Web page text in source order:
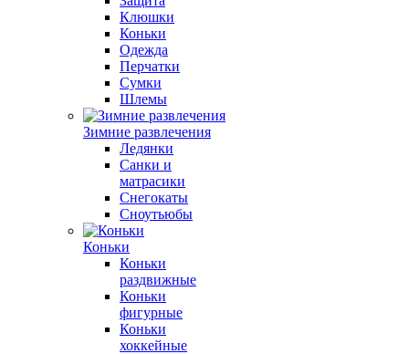
Клюшки
Коньки
Одежда
Перчатки
Сумки
Шлемы
Зимние развлечения
Ледянки
Санки и
матрасики
Снегокаты
Сноутьюбы
Коньки
Коньки
раздвижные
Коньки
фигурные
Коньки
хоккейные